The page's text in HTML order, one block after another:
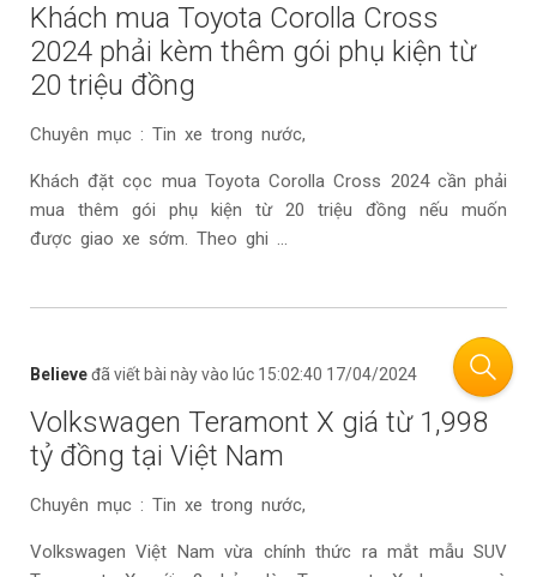
Khách mua Toyota Corolla Cross
2024 phải kèm thêm gói phụ kiện từ
20 triệu đồng
Chuyên mục : Tin xe trong nước,
Khách đặt cọc mua Toyota Corolla Cross 2024 cần phải
mua thêm gói phụ kiện từ 20 triệu đồng nếu muốn
được giao xe sớm. Theo ghi ...
Believeđã viết bài này vào lúc 15:02:40 17/04/2024
Volkswagen Teramont X giá từ 1,998
tỷ đồng tại Việt Nam
Chuyên mục : Tin xe trong nước,
Volkswagen Việt Nam vừa chính thức ra mắt mẫu SUV